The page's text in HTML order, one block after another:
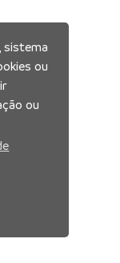
sistema
ou
ou